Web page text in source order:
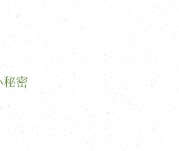
密